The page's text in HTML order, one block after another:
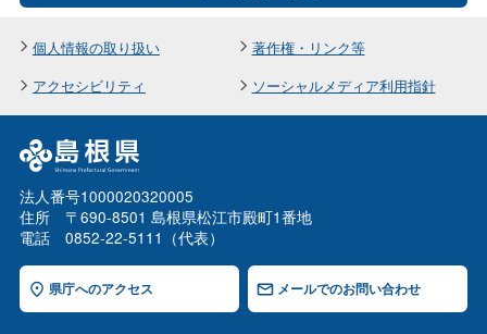
個人情報の取り扱い
著作権・リンク等
アクセシビリティ
ソーシャルメディア利用指針
法人番号1000020320005
住所 〒690-8501 島根県松江市殿町1番地
電話 0852-22-5111（代表）
県庁へのアクセス メールでのお問い合わせ